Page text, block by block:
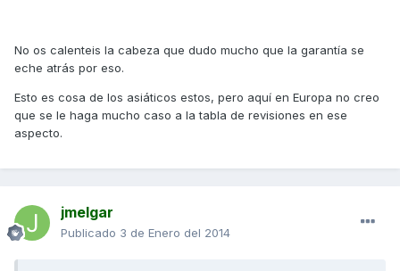
No os calenteis la cabeza que dudo mucho que la garantía se
eche atrás por eso.
Esto es cosa de los asiáticos estos, pero aquí en Europa no creo
que se le haga mucho caso a la tabla de revisiones en ese
aspecto.
jmelgar
Publicado 3 de Enero del 2014